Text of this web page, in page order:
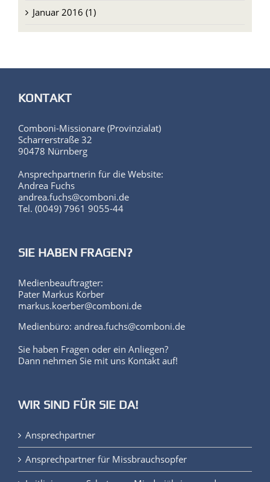
Januar 2016 (1)
KONTAKT
Comboni-Missionare (Provinzialat)
Scharrerstraße 32
90478 Nürnberg
Ansprechpartnerin für die Website:
Andrea Fuchs
andrea.fuchs@comboni.de
Tel. (0049) 7961 9055-44
SIE HABEN FRAGEN?
Medienbeauftragter:
Pater Markus Körber
markus.koerber@comboni.de
Medienbüro: andrea.fuchs@comboni.de
Sie haben Fragen oder ein Anliegen?
Dann nehmen Sie mit uns Kontakt auf!
WIR SIND FÜR SIE DA!
Ansprechpartner
Ansprechpartner für Missbrauchsopfer